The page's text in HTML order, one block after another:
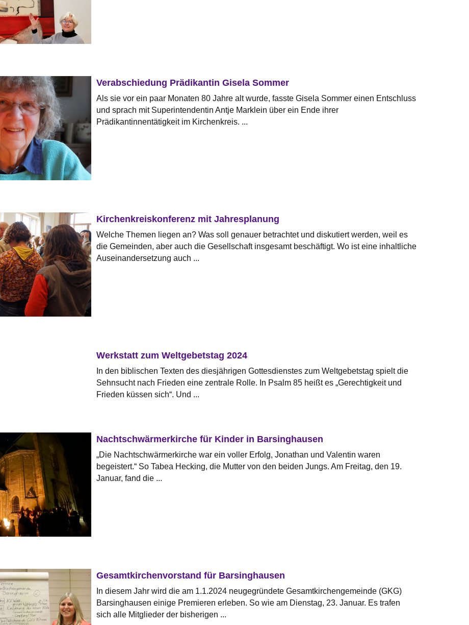
Verabschiedung Prädikantin Gisela Sommer
Als sie vor ein paar Monaten 80 Jahre alt wurde, fasste Gisela Sommer einen Entschluss
und sprach mit Superintendentin Antje Marklein über ein Ende ihrer
Prädikantinnentätigkeit im Kirchenkreis. ...
Kirchenkreiskonferenz mit Jahresplanung
Welche Themen liegen an? Was soll genauer betrachtet und diskutiert werden, weil es
die Gemeinden, aber auch die Gesellschaft insgesamt beschäftigt. Wo ist eine inhaltliche
Auseinandersetzung auch ...
Werkstatt zum Weltgebetstag 2024
In den biblischen Texten des diesjährigen Gottesdienstes zum Weltgebetstag spielt die
Sehnsucht nach Frieden eine zentrale Rolle. In Psalm 85 heißt es „Gerechtigkeit und
Frieden küssen sich“. Und ...
Nachtschwärmerkirche für Kinder in Barsinghausen
„Die Nachtschwärmerkirche war ein voller Erfolg, Jonathan und Valentin waren
begeistert.“ So Tabea Hecking, die Mutter von den beiden Jungs. Am Freitag, den 19.
Januar, fand die ...
Gesamtkirchenvorstand für Barsinghausen
In diesem Jahr wird die am 1.1.2024 neugegründete Gesamtkirchengemeinde (GKG)
Barsinghausen einige Premieren erleben. So wie am Dienstag, 23. Januar. Es trafen
sich alle Mitglieder der bisherigen ...